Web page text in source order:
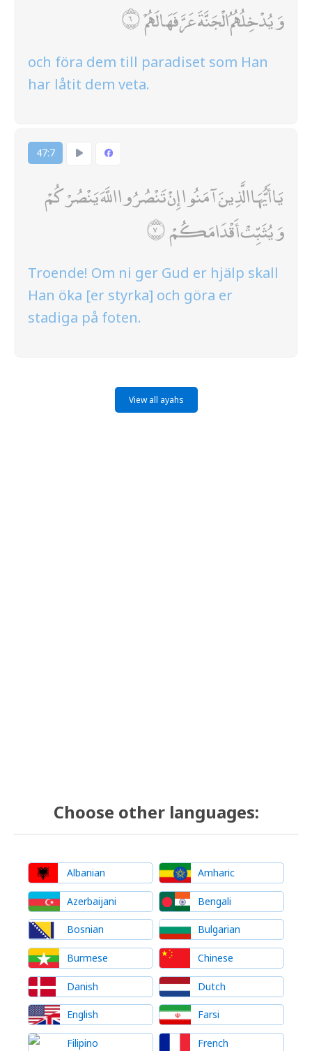
وَيُدْخِلُهُمُ الْجَنَّةَ عَرَّفَهَا لَهُمْ
och föra dem till paradiset som Han
har låtit dem veta.
47:7
يَا أَيُّهَا الَّذِينَ آمَنُوا إِنْ تَنْصُرُوا اللَّهَ يَنْصُرْكُمْ
وَيُثَبِّتْ أَقْدَامَكُمْ
Troende! Om ni ger Gud er hjälp skall
Han öka [er styrka] och göra er
stadiga på foten.
View all ayahs
Choose other languages:
Albanian Amharic
Azerbaijani Bengali
Bosnian Bulgarian
Burmese Chinese
Danish Dutch
English Farsi
Filipino French